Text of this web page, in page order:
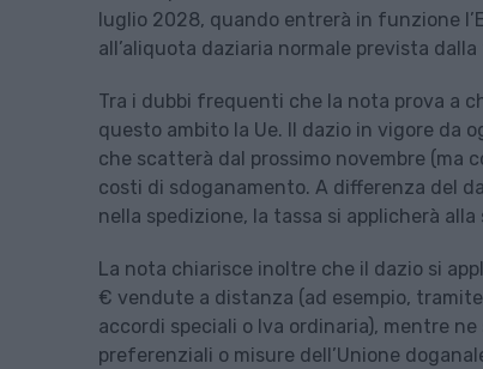
luglio 2028, quando entrerà in funzione
all’aliquota daziaria normale prevista
Tra i dubbi frequenti che la nota prova a
questo ambito la Ue. Il dazio in vigore da
che scatterà dal prossimo novembre (ma
costi di sdoganamento. A differenza del
nella spedizione, la tassa si applicherà
La nota chiarisce inoltre che il dazio si
€ vendute a distanza (ad esempio, tramite
accordi speciali o Iva ordinaria), mentre
preferenziali o misure dell’Unione